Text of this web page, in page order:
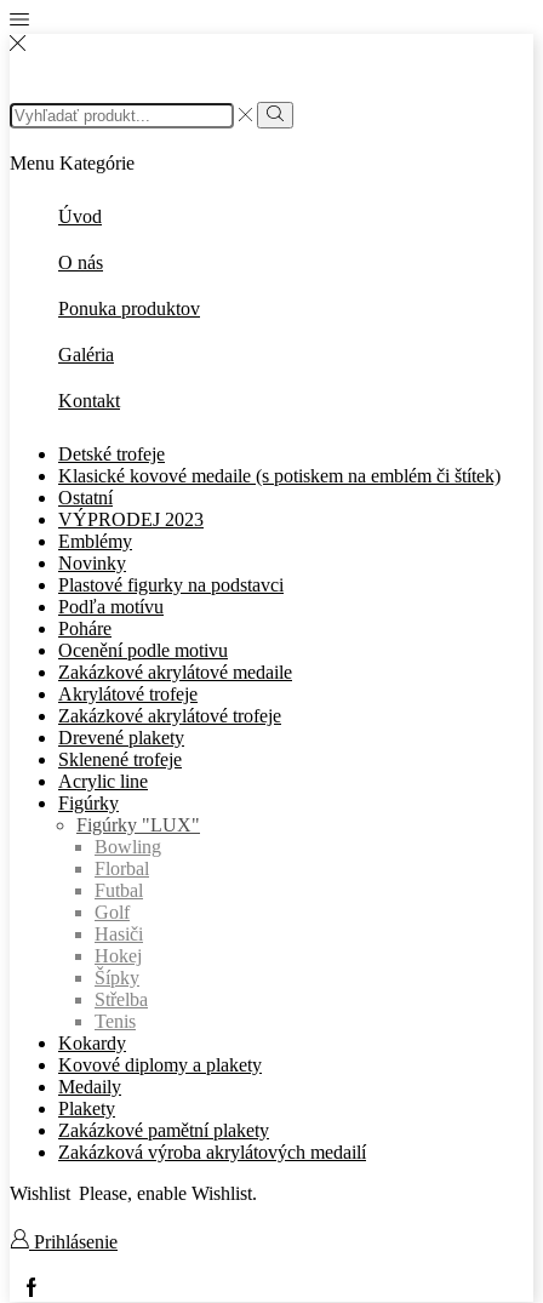
Search
input
Search
Menu Kategórie
Úvod
O nás
Ponuka produktov
Galéria
Kontakt
Detské trofeje
Klasické kovové medaile (s potiskem na emblém či štítek)
Ostatní
VÝPRODEJ 2023
Emblémy
Novinky
Plastové figurky na podstavci
Podľa motívu
Poháre
Ocenění podle motivu
Zakázkové akrylátové medaile
Akrylátové trofeje
Zakázkové akrylátové trofeje
Drevené plakety
Sklenené trofeje
Acrylic line
Figúrky
Figúrky "LUX"
Bowling
Florbal
Futbal
Golf
Hasiči
Hokej
Šípky
Střelba
Tenis
Kokardy
Kovové diplomy a plakety
Medaily
Plakety
Zakázkové pamětní plakety
Zakázková výroba akrylátových medailí
Wishlist Please, enable Wishlist.
Prihlásenie
Facebook